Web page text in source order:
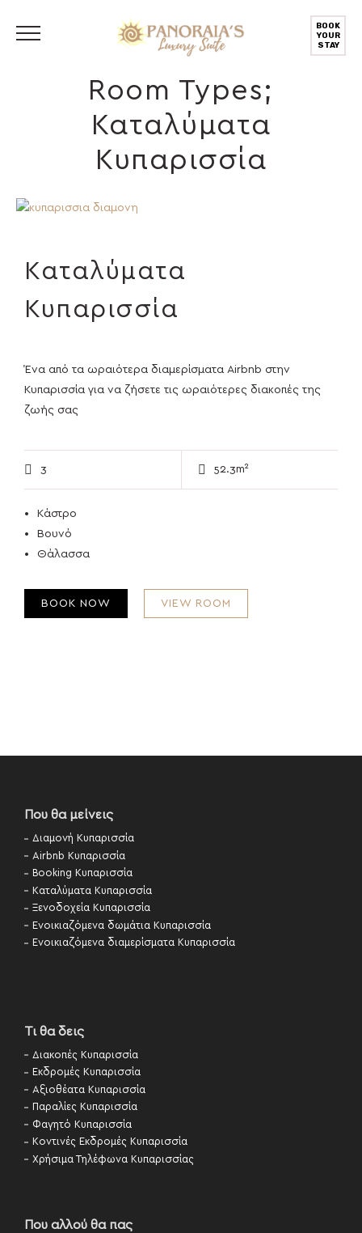
BOOK
YOUR
STAY
Room Types;
Καταλύματα
Κυπαρισσία
Καταλύματα
Κυπαρισσία
Ένα από τα ωραιότερα διαμερίσματα Airbnb στην
Κυπαρισσία για να ζήσετε τις ωραιότερες διακοπές της
ζωής σας
3 52.3m²
Κάστρο
Βουνό
Θάλασσα
VIEW ROOM
BOOK NOW
Που θα μείνεις
Διαμονή Κυπαρισσία
Airbnb Κυπαρισσία
Booking Κυπαρισσία
Καταλύματα Κυπαρισσία
Ξενοδοχεία Κυπαρισσία
Ενοικιαζόμενα δωμάτια Κυπαρισσία
Ενοικιαζόμενα διαμερίσματα Κυπαρισσία
Τι θα δεις
Διακοπές Κυπαρισσία
Εκδρομές Κυπαρισσία
Αξιοθέατα Κυπαρισσία
Παραλίες Κυπαρισσία
Φαγητό Κυπαρισσία
Κοντινές Εκδρομές Κυπαρισσία
Χρήσιμα Τηλέφωνα Κυπαρισσίας
Που αλλού θα πας